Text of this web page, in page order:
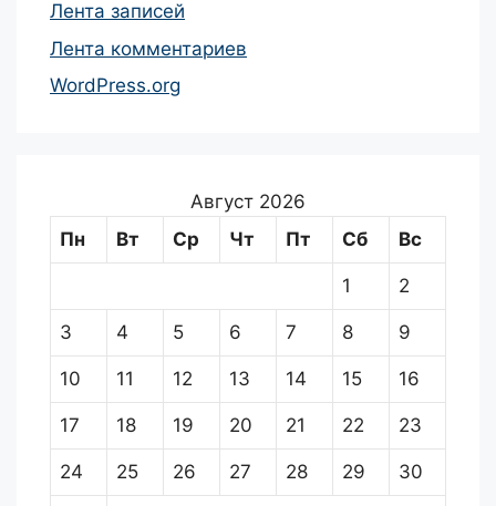
Лента записей
Лента комментариев
WordPress.org
Август 2026
Пн
Вт Ср Чт Пт Сб Вс
1 2
3 4 5 6 7 8 9
10 11 12 13 14 15 16
17 18 19 20 21 22 23
24 25 26 27 28 29 30